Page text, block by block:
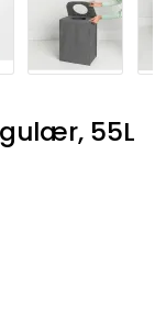
55L